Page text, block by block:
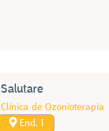
Salutare
Clínica de Ozonioterapia
End. 1